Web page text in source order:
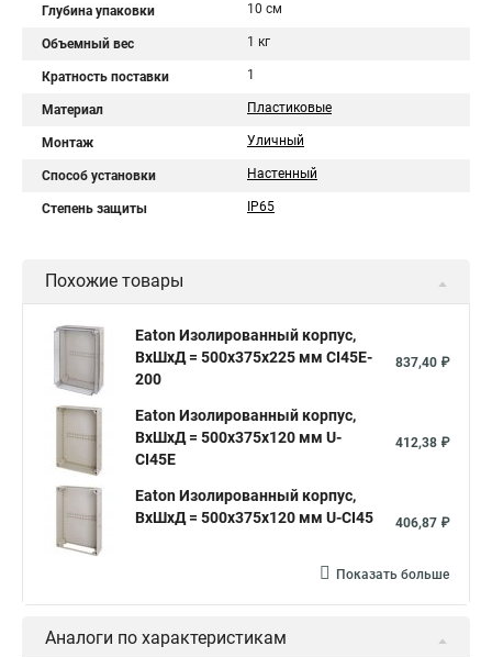
Глубина упаковки 10 см
Объемный вес 1 кг
Кратность поставки 1
Материал Пластиковые
Монтаж Уличный
Способ установки Настенный
Степень защиты IP65
Похожие товары
Eaton Изолированный корпус,
ВхШхД = 500x375x225 мм CI45E-
200
837,40 ₽
Eaton Изолированный корпус,
ВхШхД = 500x375x120 мм U-
CI45E
412,38 ₽
Eaton Изолированный корпус,
ВхШхД = 500x375x120 мм U-CI45
406,87 ₽
Показать больше
Аналоги по характеристикам